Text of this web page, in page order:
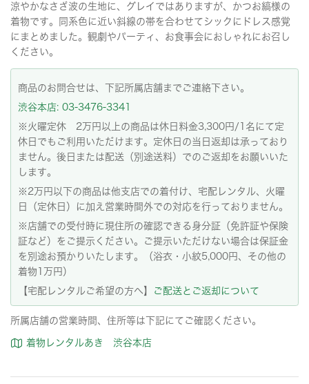
涼やかなさざ波の生地に、グレイではありますが、かつお縞様の
着物です。同系色に近い斜線の帯を合わせてシックにドレス感覚
にまとめました。観劇やパーティ、お食事会におしゃれにお召し
ください。
商品のお問合せは、下記所属店舗までご連絡下さい。
渋谷本店: 03-3476-3341
※火曜定休 2万円以上の商品は休日料金3,300円/1名にて定
休日でもご利用いただけます。定休日の当日返却は承っており
ません。後日または配送（別途送料）でのご返却をお願いいた
します。
※2万円以下の商品は他支店での着付け、宅配レンタル、火曜
日（定休日）に加え営業時間外での対応を行っておりません。
※店舗での受付時に現住所の確認できる身分証（免許証や保険
証など）をご提示ください。ご提示いただけない場合は保証金
を別途お預かりいたします。（浴衣・小紋5,000円、その他の
着物1万円）
【宅配レンタルご希望の方へ】
ご配送とご返却について
所属店舗の営業時間、住所等は下記にてご確認ください。
着物レンタルあき 渋谷本店